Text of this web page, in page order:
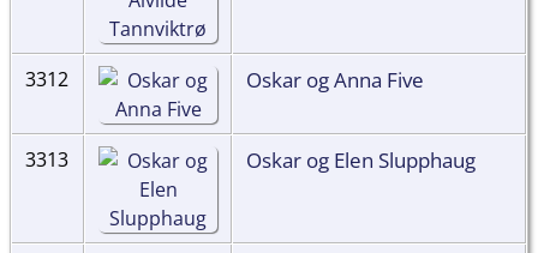
3312 Oskar og Anna Five
3313 Oskar og Elen Slupphaug